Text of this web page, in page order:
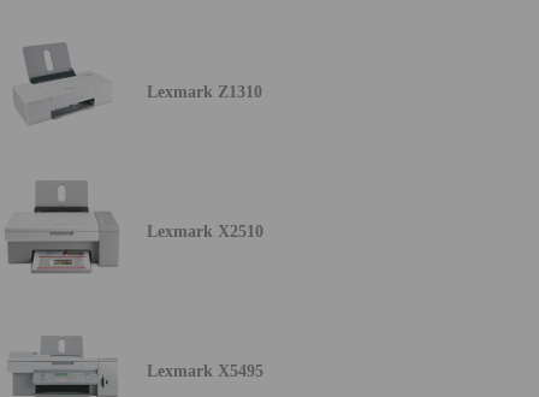
Lexmark Z1310
Lexmark X2510
Lexmark X5495